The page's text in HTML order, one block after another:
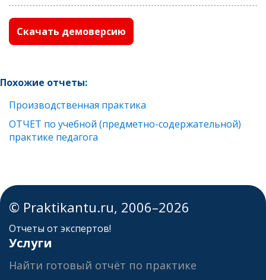
Скачать демоверсию
Похожие отчеты:
Производственная практика
ОТЧЕТ по учебной (предметно-содержательной)
практике педагога
© Praktikantu.ru, 2006–2026
Отчеты от экспертов!
Услуги
Найти готовый отчёт по практике